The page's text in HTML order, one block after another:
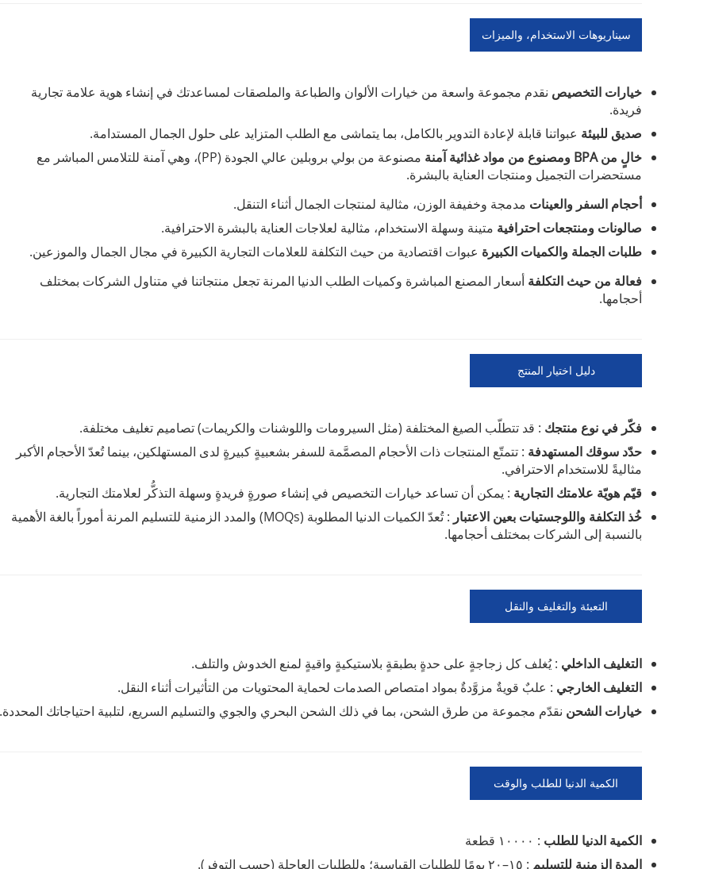
سيناريوهات الاستخدام، والميزات
خيارات التخصيص نقدم مجموعة واسعة من خيارات الألوان والطباعة والملصقات لمساعدتك في إنشاء هوية علامة تجارية
فريدة.
صديق للبيئة عبواتنا قابلة لإعادة التدوير بالكامل، بما يتماشى مع الطلب المتزايد على حلول الجمال المستدامة.
خالٍ من BPA ومصنوع من مواد غذائية آمنة
مصنوعة من بولي بروبلين عالي الجودة (PP)، وهي آمنة للتلامس المباشر مع
مستحضرات التجميل ومنتجات العناية بالبشرة.
أحجام السفر والعينات مدمجة وخفيفة الوزن، مثالية لمنتجات الجمال أثناء التنقل.
صالونات ومنتجعات احترافية متينة وسهلة الاستخدام، مثالية لعلاجات العناية بالبشرة الاحترافية.
طلبات الجملة والكميات الكبيرة عبوات اقتصادية من حيث التكلفة للعلامات التجارية الكبيرة في مجال الجمال والموزعين.
فعالة من حيث التكلفة أسعار المصنع المباشرة وكميات الطلب الدنيا المرنة تجعل منتجاتنا في متناول الشركات بمختلف
أحجامها.
دليل اختيار المنتج
فكّر في نوع منتجك : قد تتطلّب الصيغ المختلفة (مثل السيرومات واللوشنات والكريمات) تصاميم تغليف مختلفة.
حدّد سوقك المستهدفة : تتمتّع المنتجات ذات الأحجام المصمَّمة للسفر بشعبيةٍ كبيرةٍ لدى المستهلكين، بينما تُعدّ الأحجام الأكبر
مثاليةً للاستخدام الاحترافي.
قيّم هويّة علامتك التجارية : يمكن أن تساعد خيارات التخصيص في إنشاء صورةٍ فريدةٍ وسهلة التذكُّر لعلامتك التجارية.
خُذ التكلفة واللوجستيات بعين الاعتبار
: تُعدّ الكميات الدنيا المطلوبة (MOQs) والمدد الزمنية للتسليم المرنة أموراً بالغة الأهمية
بالنسبة إلى الشركات بمختلف أحجامها.
التعبئة والتغليف والنقل
التغليف الداخلي : يُغلف كل زجاجةٍ على حدةٍ بطبقةٍ بلاستيكيةٍ واقيةٍ لمنع الخدوش والتلف.
التغليف الخارجي : علبٌ قويةٌ مزوَّدةٌ بمواد امتصاص الصدمات لحماية المحتويات من التأثيرات أثناء النقل.
خيارات الشحن نقدّم مجموعة من طرق الشحن، بما في ذلك الشحن البحري والجوي والتسليم السريع، لتلبية احتياجاتك المحددة.
الكمية الدنيا للطلب والوقت
الكمية الدنيا للطلب : ١٠٠٠٠ قطعة
المدة الزمنية للتسليم : ١٥–٢٠ يومًا للطلبات القياسية؛ وللطلبات العاجلة (حسب التوفر).